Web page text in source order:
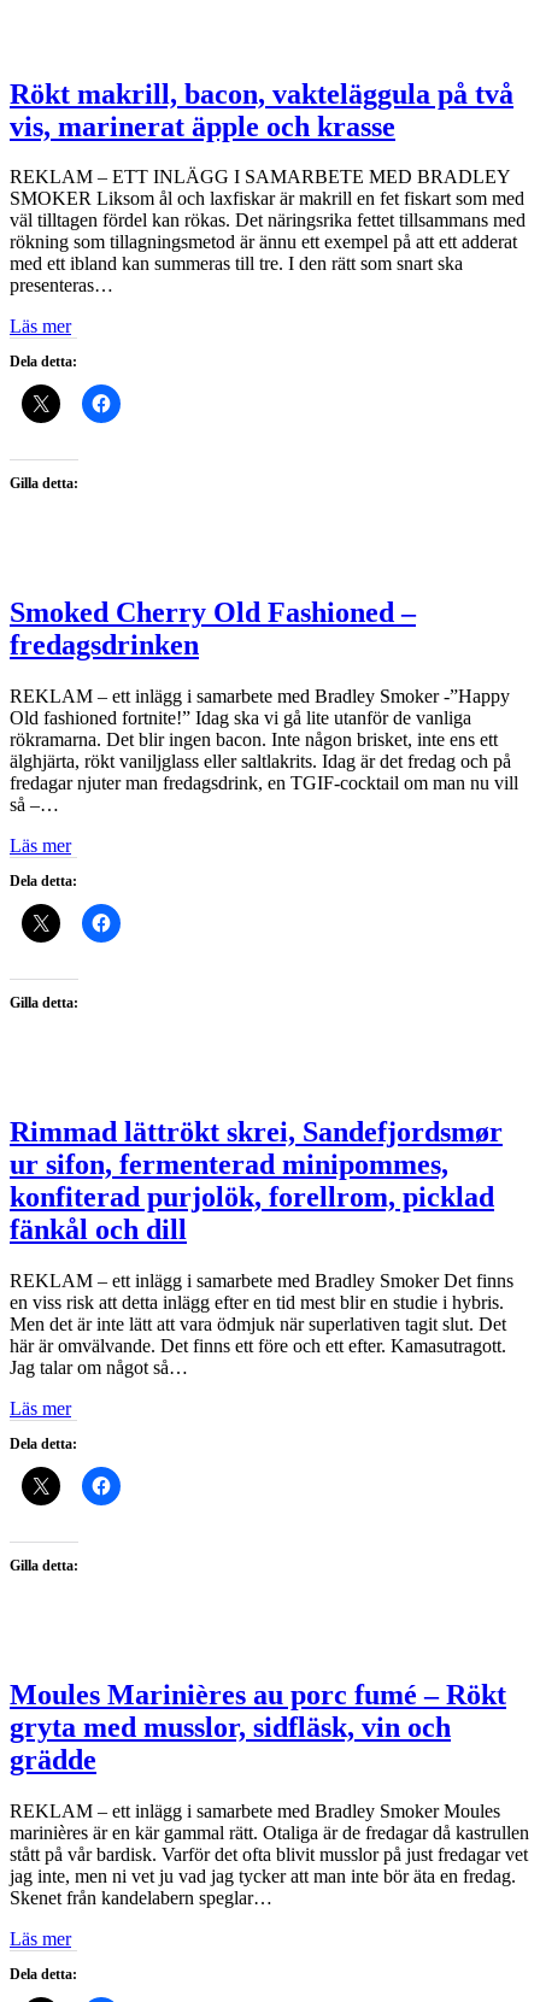
Rökt makrill, bacon, vakteläggula på två
vis, marinerat äpple och krasse
REKLAM – ETT INLÄGG I SAMARBETE MED BRADLEY
SMOKER Liksom ål och laxfiskar är makrill en fet fiskart som med
väl tilltagen fördel kan rökas. Det näringsrika fettet tillsammans med
rökning som tillagningsmetod är ännu ett exempel på att ett adderat
med ett ibland kan summeras till tre. I den rätt som snart ska
presenteras…
Läs mer
Dela detta:
Gilla detta:
Smoked Cherry Old Fashioned –
fredagsdrinken
REKLAM – ett inlägg i samarbete med Bradley Smoker -”Happy
Old fashioned fortnite!” Idag ska vi gå lite utanför de vanliga
rökramarna. Det blir ingen bacon. Inte någon brisket, inte ens ett
älghjärta, rökt vaniljglass eller saltlakrits. Idag är det fredag och på
fredagar njuter man fredagsdrink, en TGIF-cocktail om man nu vill
så –…
Läs mer
Dela detta:
Gilla detta:
Rimmad lättrökt skrei, Sandefjordsmør
ur sifon, fermenterad minipommes,
konfiterad purjolök, forellrom, picklad
fänkål och dill
REKLAM – ett inlägg i samarbete med Bradley Smoker Det finns
en viss risk att detta inlägg efter en tid mest blir en studie i hybris.
Men det är inte lätt att vara ödmjuk när superlativen tagit slut. Det
här är omvälvande. Det finns ett före och ett efter. Kamasutragott.
Jag talar om något så…
Läs mer
Dela detta:
Gilla detta:
Moules Marinières au porc fumé – Rökt
gryta med musslor, sidfläsk, vin och
grädde
REKLAM – ett inlägg i samarbete med Bradley Smoker Moules
marinières är en kär gammal rätt. Otaliga är de fredagar då kastrullen
stått på vår bardisk. Varför det ofta blivit musslor på just fredagar vet
jag inte, men ni vet ju vad jag tycker att man inte bör äta en fredag.
Skenet från kandelabern speglar…
Läs mer
Dela detta: